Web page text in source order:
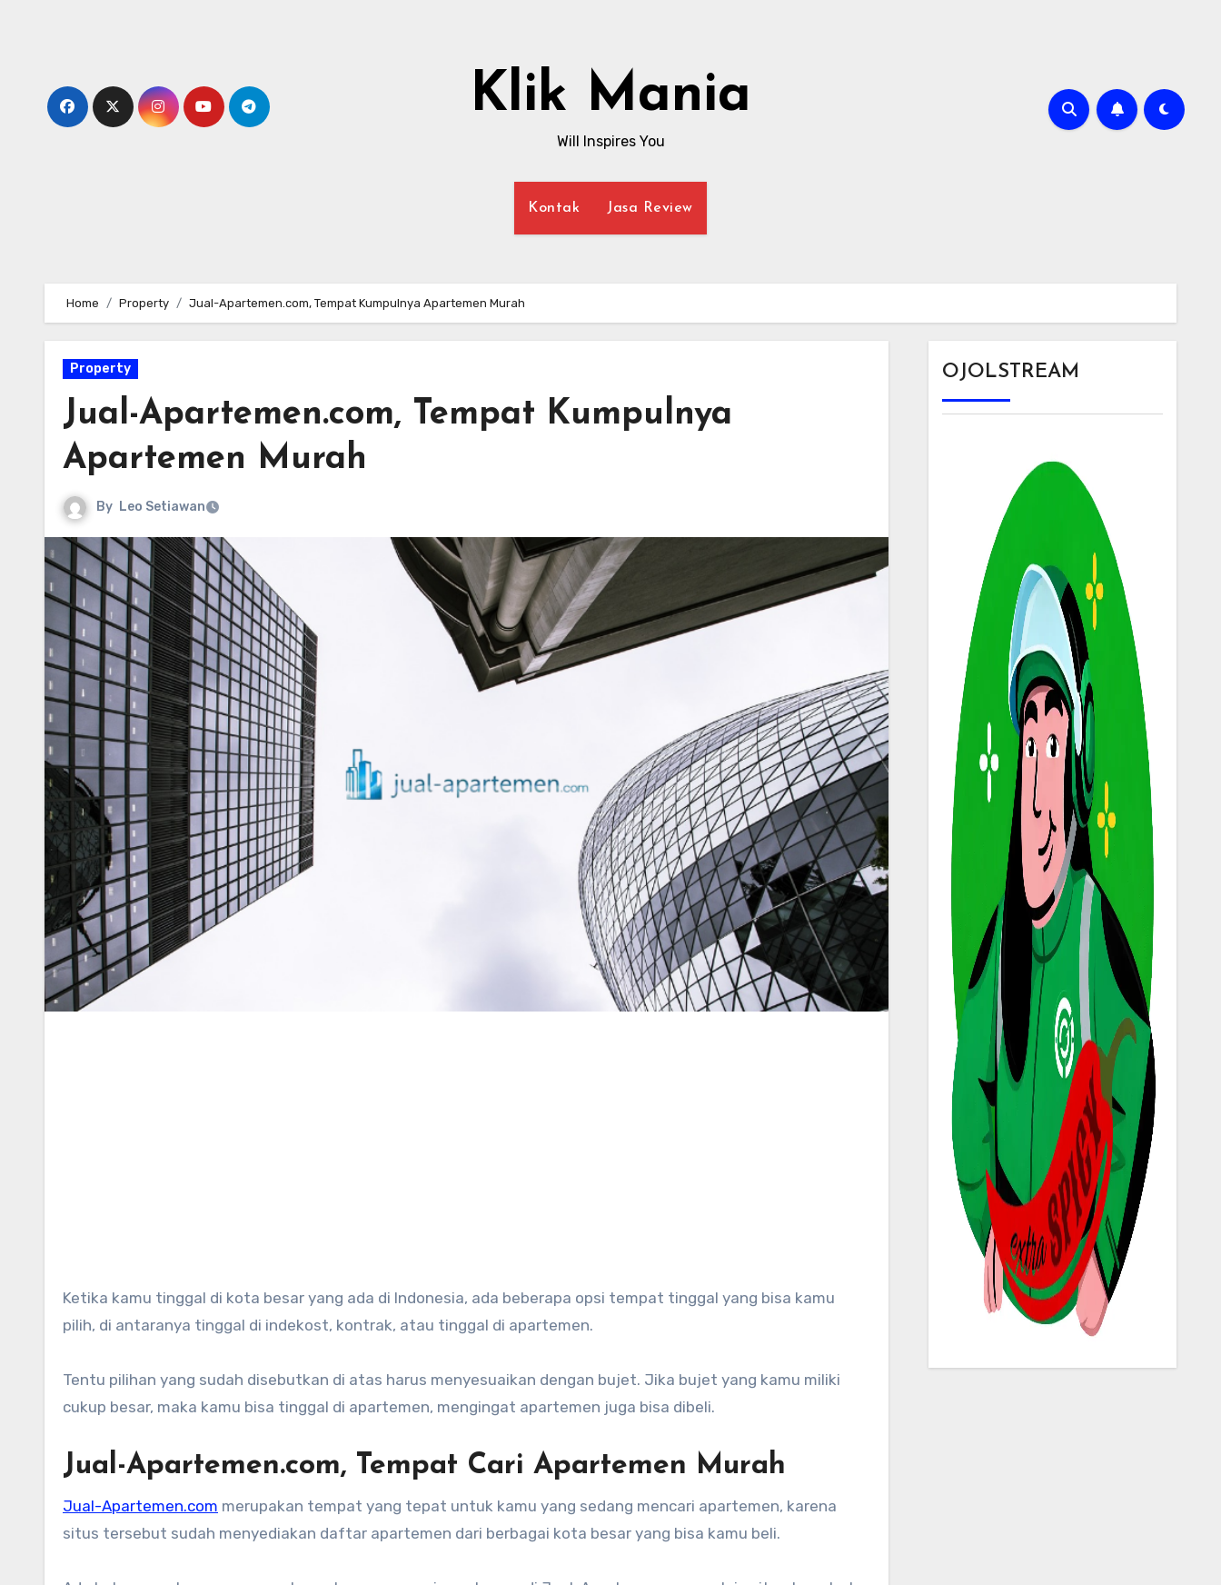
Klik Mania
Will Inspires You
Kontak Jasa Review
Home Property Jual-Apartemen.com, Tempat Kumpulnya Apartemen Murah
Property
Jual-Apartemen.com, Tempat Kumpulnya
Apartemen Murah
By Leo Setiawan
Ketika kamu tinggal di kota besar yang ada di Indonesia, ada beberapa opsi tempat tinggal yang bisa kamu
pilih, di antaranya tinggal di indekost, kontrak, atau tinggal di apartemen.
Tentu pilihan yang sudah disebutkan di atas harus menyesuaikan dengan bujet. Jika bujet yang kamu miliki
cukup besar, maka kamu bisa tinggal di apartemen, mengingat apartemen juga bisa dibeli.
Jual-Apartemen.com, Tempat Cari Apartemen Murah
Jual-Apartemen.com merupakan tempat yang tepat untuk kamu yang sedang mencari apartemen, karena
situs tersebut sudah menyediakan daftar apartemen dari berbagai kota besar yang bisa kamu beli.
OJOLSTREAM